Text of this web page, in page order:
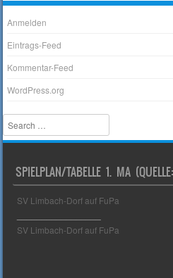
Anmelden
Eintrags-Feed
Kommentar-Feed
WordPress.org
Search
SPIELPLAN/TABELLE 1. MA
SV Limbach-Dorf auf FuPa
SV Limbach-Dorf auf FuPa